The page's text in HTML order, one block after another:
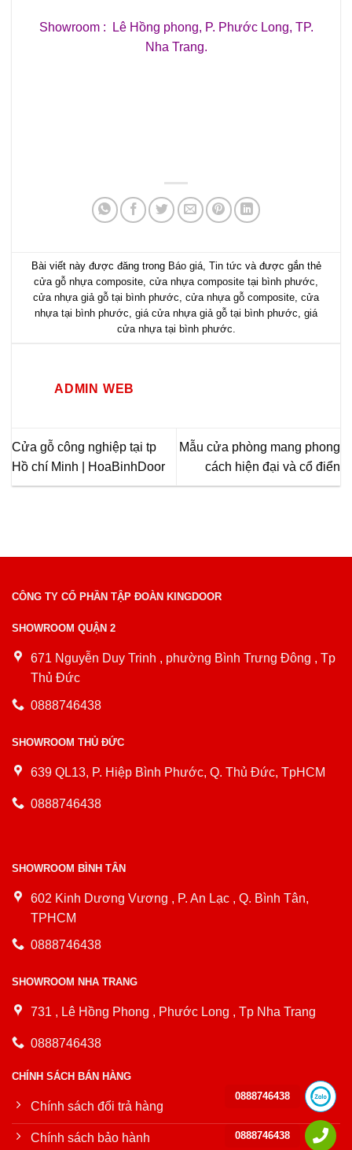
Showroom : Lê Hồng phong, P. Phước Long, TP.
Nha Trang.
Bài viết này được đăng trong Báo giá, Tin tức và được gắn thẻ
cửa gỗ nhựa composite cửa nhựa composite tại bình phước
cửa nhựa giả gỗ tại bình phước cửa nhựa gỗ composite cửa
nhựa tại bình phước giá cửa nhựa giả gỗ tại bình phước giá
cửa nhựa tại bình phước
ADMIN WEB
Cửa gỗ công nghiệp tại tp
Hồ chí Minh | HoaBinhDoor
Mẫu cửa phòng mang phong
cách hiện đại và cổ điển
CÔNG TY CỔ PHẦN TẬP ĐOÀN KINGDOOR
SHOWROOM QUẬN 2
671 Nguyễn Duy Trinh , phường Bình Trưng Đông , Tp
Thủ Đức
0888746438
SHOWROOM THỦ ĐỨC
639 QL13, P. Hiệp Bình Phước, Q. Thủ Đức, TpHCM
0888746438
SHOWROOM BÌNH TÂN
602 Kinh Dương Vương , P. An Lạc , Q. Bình Tân,
TPHCM
0888746438
SHOWROOM NHA TRANG
731 , Lê Hồng Phong , Phước Long , Tp Nha Trang
0888746438
CHÍNH SÁCH BÁN HÀNG
Chính sách đổi trả hàng
Chính sách bảo hành
0888746438
0888746438